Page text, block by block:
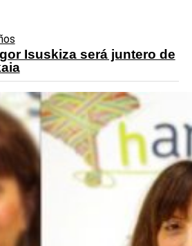
Isuskiza será juntero de